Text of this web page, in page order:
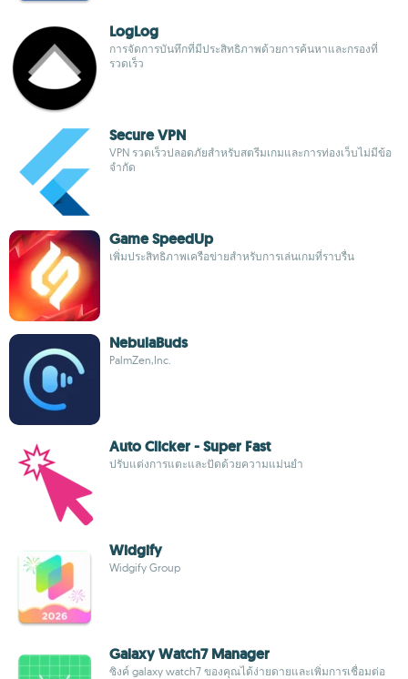
LogLog
การจัดการบันทึกที่มีประสิทธิภาพด้วยการค้นหาและกรองที่
รวดเร็ว
Secure VPN
VPN รวดเร็วปลอดภัยสำหรับสตรีมเกมและการท่องเว็บไม่มีข้อ
จำกัด
Game SpeedUp
เพิ่มประสิทธิภาพเครือข่ายสำหรับการเล่นเกมที่ราบรื่น
NebulaBuds
PalmZen,Inc.
Auto Clicker - Super Fast
ปรับแต่งการแตะและปัดด้วยความแม่นยำ
Widgify
Widgify Group
Galaxy Watch7 Manager
ซิงค์ galaxy watch7 ของคุณได้ง่ายดายและเพิ่มการเชื่อมต่อ